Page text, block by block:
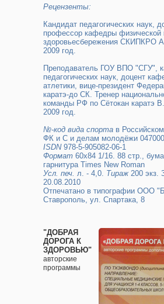
Рецензенты:
Кандидат педагогических наук,
профессор кафедры физической
здоровьесбережения СКИПКРО
2009 год.
Преподаватель ГОУ ВПО "СГУ",
педагогических наук, доцент
атлетики, вице-президент
каратэ-до СК. Тренер
команды РФ по Сётокан каратэ
2009 год.
№-код вида спорта в
ФК и С и делам молодёжи
ISDN978-5-905082-06-1
Формат 60х84 1/16. 88 стр.,
гарнитура Times New Roman
Усл. печ. л. - 4,0. Тираж 200 экз.
20.08.2010
Отпечатано в типографии ООО
Ставрополь, ул. Спартака, 8
"ДОБРАЯ
ДОРОГА К
ЗДОРОВЬЮ"
авторские
программы